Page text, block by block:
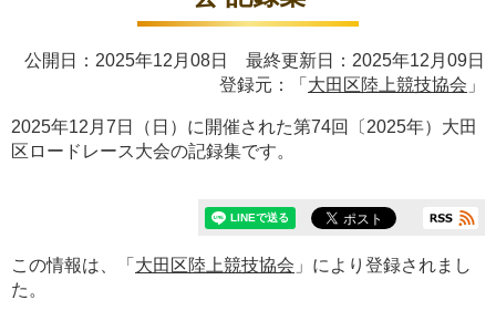
公開日：2025年12月08日 最終更新日：2025年12月09日
登録元：「 大田区陸上競技協会 」
2025年12月7日（日）に開催された第74回〔2025年）大田
区ロードレース大会の記録集です。
この情報は、「 大田区陸上競技協会 」により登録されまし
た。